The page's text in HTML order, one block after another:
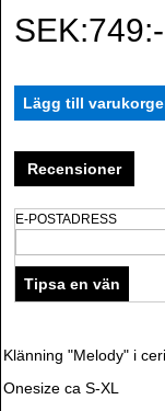
SEK:749:-
Recensioner
E-POSTADRESS
Klänning "Melody" i
Onesize ca S-XL